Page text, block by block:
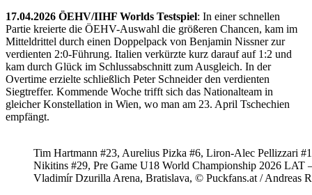
17.04.2026 ÖEHV/IIHF Worlds Testspiel: In einer schnellen
Partie kreierte die ÖEHV-Auswahl die größeren Chancen, kam im
Mitteldrittel durch einen Doppelpack von Benjamin Nissner zur
verdienten 2:0-Führung. Italien verkürzte kurz darauf auf 1:2 und
kam durch Glück im Schlussabschnitt zum Ausgleich. In der
Overtime erzielte schließlich Peter Schneider den verdienten
Siegtreffer. Kommende Woche trifft sich das Nationalteam in
gleicher Konstellation in Wien, wo man am 23. April Tschechien
empfängt.
Tim Hartmann #23, Aurelius Pizka #6, Liron-Alec Pellizzari
Nikitins #29, Pre Game U18 World Championship 2026 LAT
Vladimír Dzurilla Arena, Bratislava, © Puckfans.at / Andreas